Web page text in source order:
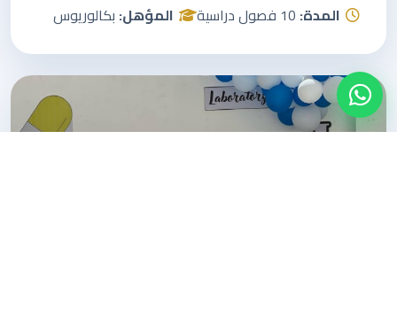
المدة:10 فصول دراسية المؤهل:بكالوريوس